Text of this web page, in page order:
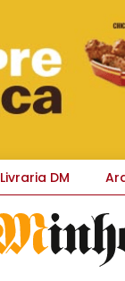
Livraria DM